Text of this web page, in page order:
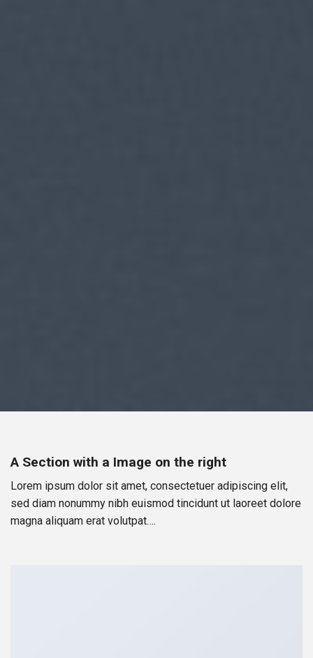
A Section with a Image on the right
Lorem ipsum dolor sit amet, consectetuer adipiscing elit,
sed diam nonummy nibh euismod tincidunt ut laoreet dolore
magna aliquam erat volutpat….